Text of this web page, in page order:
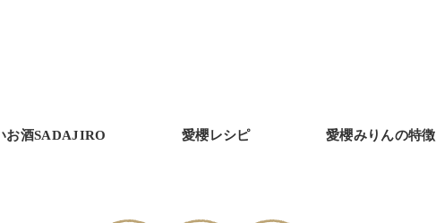
お酒SADAJIRO 愛櫻レシピ 愛櫻みりんの特徴